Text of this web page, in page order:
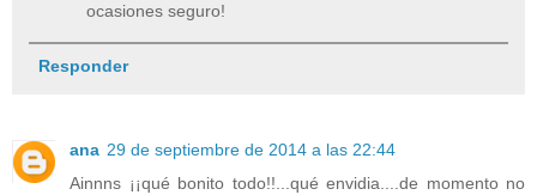
ocasiones seguro!
Responder
ana 29 de septiembre de 2014 a las 22:44
Ainnns ¡¡qué bonito todo!!...qué envidia....de momento no